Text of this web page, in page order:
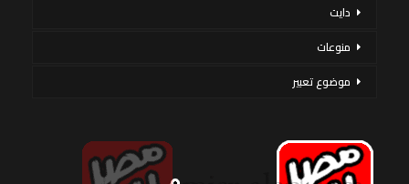
دايت
منوعات
موضوع تعبير